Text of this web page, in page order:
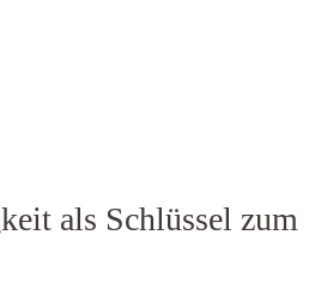
als Schlüssel zum